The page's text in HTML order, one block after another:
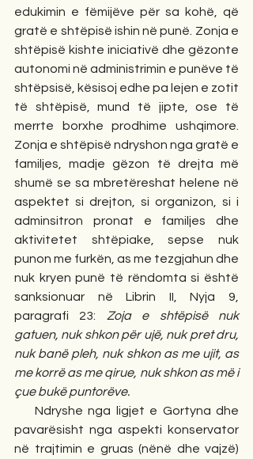
edukimin e fëmijëve për sa kohë, që
gratë e shtëpisë ishin në punë. Zonja e
shtëpisë kishte iniciativë dhe gëzonte
autonomi në administrimin e punëve të
shtëpsisë, kësisoj edhe pa lejen e zotit
të shtëpisë, mund të jipte, ose të
merrte borxhe prodhime ushqimore.
Zonja e shtëpisë ndryshon nga gratë e
familjes, madje gëzon të drejta më
shumë se sa mbretëreshat helene në
aspektet si drejton, si organizon, si i
adminsitron pronat e familjes dhe
aktivitetet shtëpiake, sepse nuk
punon me furkën, as me tezgjahun dhe
nuk kryen punë të rëndomta si është
sanksionuar në Librin II, Nyja 9,
paragrafi 23: Zoja e shtëpisë nuk
gatuen, nuk shkon për ujë, nuk pret dru,
nuk banë pleh, nuk shkon as me ujit, as
me korrë as me qirue, nuk shkon as më i
çue bukë puntorëve.
Ndryshe nga ligjet e Gortyna dhe
pavarësisht nga aspekti konservator
në trajtimin e gruas (nënë dhe vajzë)